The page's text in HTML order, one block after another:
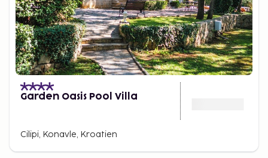
Garden Oasis Pool Villa
Cilipi, Konavle, Kroatien